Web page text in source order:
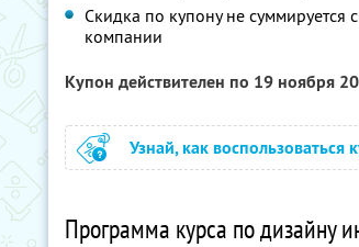
Скидка по купону не
компании
Купон действителен по 19 ноября
Узнай, как воспользоваться
Программа курса по дизайну